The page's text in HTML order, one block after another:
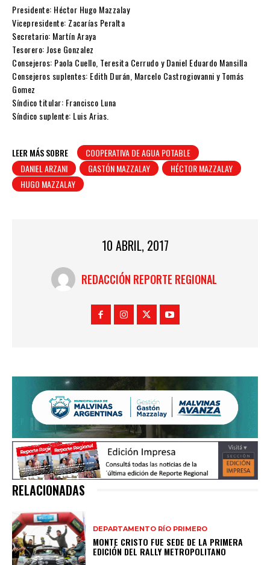
Presidente: Héctor Hugo Mazzalay
Vicepresidente: Zacarías Peralta
Secretario: Martín Araya
Tesorero: Jose Gonzalez
Consejeros: Paola Cuello, Teresita Cerrudo y Daniel Eduardo Mansilla
Consejeros suplentes: Edith Durán, Marcelo Castrogiovanni y Tomás
Gomez
Síndico titular: Francisco Luna
Síndico suplente: Luis Arias.
LEER MÁS SOBRE
COOPERATIVA DE AGUA POTABLE
DANIEL ARZANI
GASTÓN MAZZALAY
HÉCTOR MAZZALAY
HUGO MAZZALAY
10 ABRIL, 2017
REDACCIÓN REPORTE REGIONAL
RELACIONADAS
DEPARTAMENTO RÍO PRIMERO
MONTE CRISTO FUE SEDE DE LA PRIMERA
EDICIÓN DEL RALLY METROPOLITANO